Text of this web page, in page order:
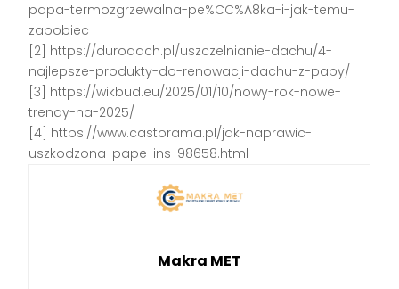
papa-termozgrzewalna-pe%CC%A8ka-i-jak-temu-
zapobiec
[2] https://durodach.pl/uszczelnianie-dachu/4-
najlepsze-produkty-do-renowacji-dachu-z-papy/
[3] https://wikbud.eu/2025/01/10/nowy-rok-nowe-
trendy-na-2025/
[4] https://www.castorama.pl/jak-naprawic-
uszkodzona-pape-ins-98658.html
Makra MET